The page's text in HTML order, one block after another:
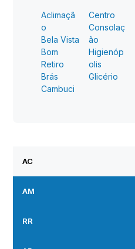
Aclimaçã
o
Bela Vista
Bom
Retiro
Brás
Cambuci
Centro
Consolaç
ão
Higienóp
olis
Glicério
AC
AM
RR